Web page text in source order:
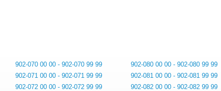
902-070 00 00 - 902-070 99 99
902-071 00 00 - 902-071 99 99
902-072 00 00 - 902-072 99 99
902-080 00 00 - 902-080 99 99
902-081 00 00 - 902-081 99 99
902-082 00 00 - 902-082 99 99